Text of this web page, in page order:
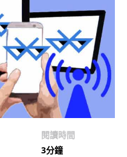
閱讀時間
3分鐘